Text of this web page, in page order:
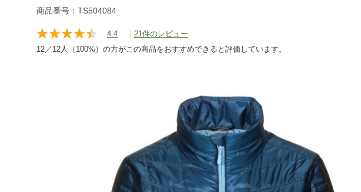
https://www.llbean.co.jp/womens/outer/down/g/P119872.html
商品番号：TS504084
4.4
レ
ビ
の
リ
ン
ク。
| 21件のレビュー
12／12人（100%）の方がこの商品をおすすめできると評価しています。